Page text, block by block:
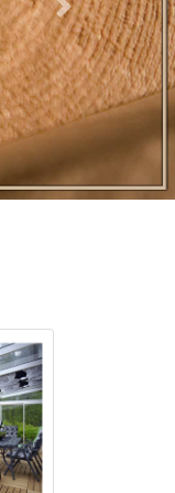
Sonraki